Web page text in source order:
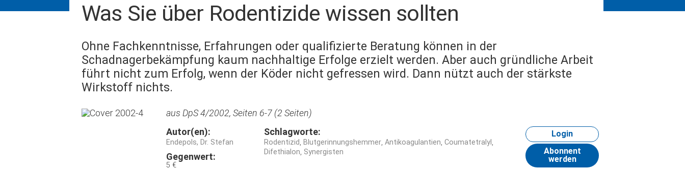
Was Sie über Rodentizide wissen sollten
Ohne Fachkenntnisse, Erfahrungen oder qualifizierte Beratung können in der
Schadnagerbekämpfung kaum nachhaltige Erfolge erzielt werden. Aber auch gründliche Arbeit
führt nicht zum Erfolg, wenn der Köder nicht gefressen wird. Dann nützt auch der stärkste
Wirkstoff nichts.
aus DpS 4/2002, Seiten 6-7 (2 Seiten)
Autor(en):
Endepols, Dr. Stefan
Gegenwert:
5 €
Schlagworte:
Rodentizid Blutgerinnungshemmer Antikoagulantien Coumatetralyl
Difethialon Synergisten
Login
Abonnent
werden